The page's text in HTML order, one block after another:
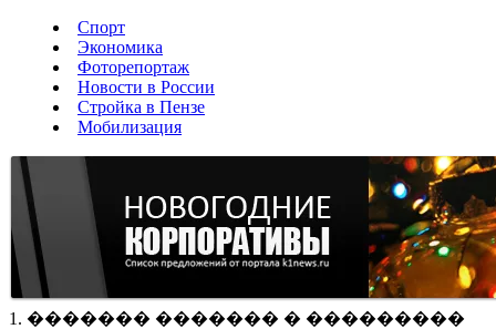
Спорт
Экономика
Фоторепортаж
Новости в России
Стройка в Пензе
Мобилизация
1. ������� ������� � ���������